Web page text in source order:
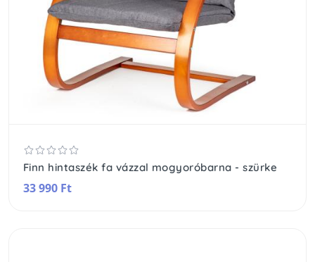
Finn hintaszék fa vázzal mogyoróbarna - szürke
33 990 Ft